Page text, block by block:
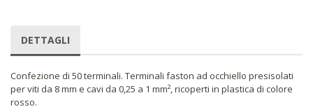
DETTAGLI
Confezione di 50 terminali. Terminali faston ad occhiello presisolati
per viti da 8 mm e cavi da 0,25 a 1 mm², ricoperti in plastica di colore
rosso.